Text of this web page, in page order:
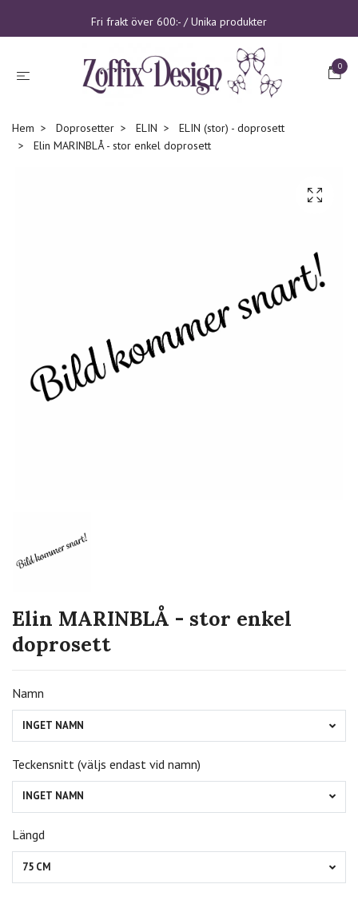
Fri frakt över 600:- / Unika produkter
0
Hem Doprosetter ELIN
ELIN (stor) - doprosett
Elin MARINBLÅ - stor enkel doprosett
Elin MARINBLÅ - stor enkel
doprosett
Namn
INGET NAMN
Teckensnitt (väljs endast vid namn)
INGET NAMN
Längd
75 CM